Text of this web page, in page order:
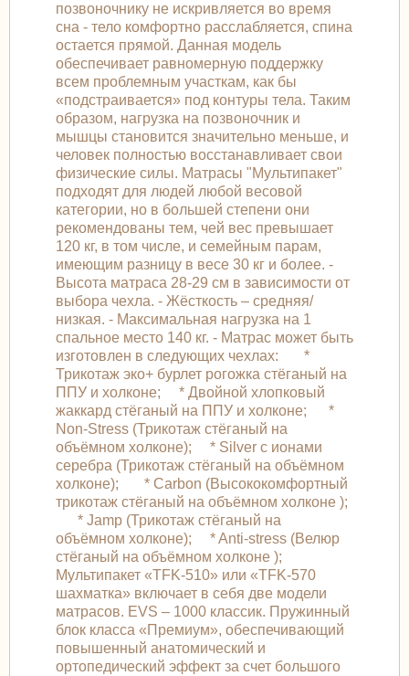
позвоночнику не искривляется во время
сна - тело комфортно расслабляется, спина
остается прямой. Данная модель
обеспечивает равномерную поддержку
всем проблемным участкам, как бы
«подстраивается» под контуры тела. Таким
образом, нагрузка на позвоночник и
мышцы становится значительно меньше, и
человек полностью восстанавливает свои
физические силы. Матрасы "Мультипакет"
подходят для людей любой весовой
категории, но в большей степени они
рекомендованы тем, чей вес превышает
120 кг, в том числе, и семейным парам,
имеющим разницу в весе 30 кг и более. -
Высота матраса 28-29 см в зависимости от
выбора чехла. - Жёсткость – средняя/
низкая. - Максимальная нагрузка на 1
спальное место 140 кг. - Матрас может быть
изготовлен в следующих чехлах: *
Трикотаж эко+ бурлет рогожка стёганый на
ППУ и холконе; * Двойной хлопковый
жаккард стёганый на ППУ и холконе; *
Non-Stress (Трикотаж стёганый на
объёмном холконе); * Silver с ионами
серебра (Трикотаж стёганый на объёмном
холконе); * Carbon (Высококомфортный
трикотаж стёганый на объёмном холконе );
* Jamp (Трикотаж стёганый на
объёмном холконе); * Anti-stress (Велюр
стёганый на объёмном холконе );
Мультипакет «TFK-510» или «TFK-570
шахматка» включает в себя две модели
матрасов. EVS – 1000 классик. Пружинный
блок класса «Премиум», обеспечивающий
повышенный анатомический и
ортопедический эффект за счет большого